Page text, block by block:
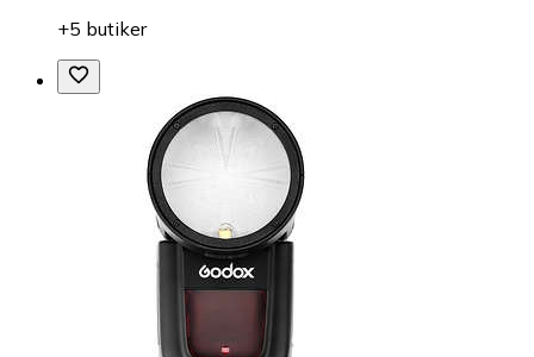
+5 butiker